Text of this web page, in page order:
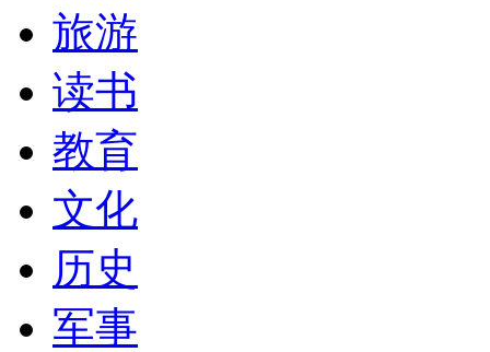
旅游
读书
教育
文化
历史
军事